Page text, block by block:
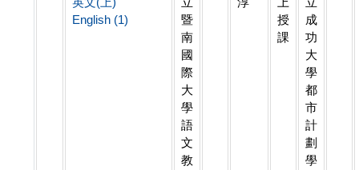
English (1)
暨
南
國
際
大
學
語
文
教
授
課
成
功
大
學
都
市
計
劃
學